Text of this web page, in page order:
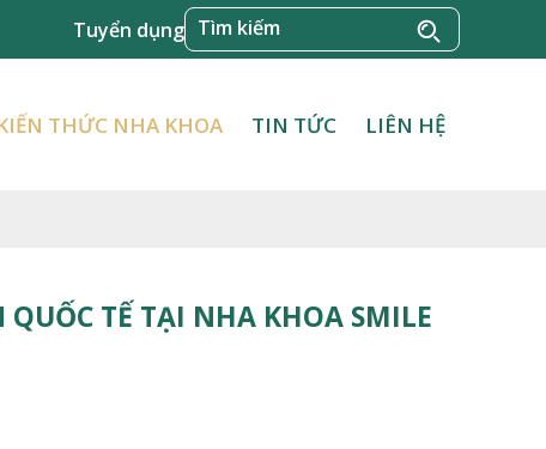
Tuyển dụng
THỨC NHA KHOA TIN TỨC LIÊN HỆ
TẾ TẠI NHA KHOA SMILE